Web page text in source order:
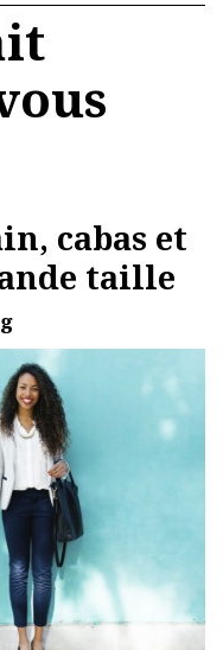
cabas et
taille